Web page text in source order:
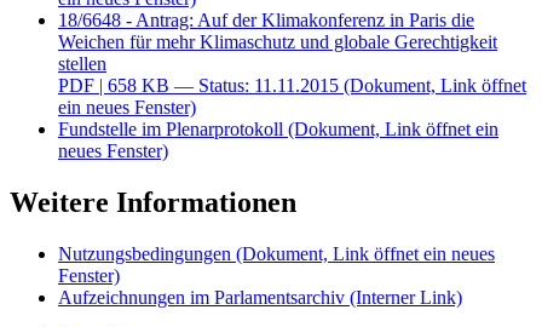
18/6648 - Antrag: Auf der Klimakonferenz in Paris die
Weichen für mehr Klimaschutz und globale Gerechtigkeit
stellen
PDF | 658 KB — Status: 11.11.2015 (Dokument, Link öffnet
ein neues Fenster)
Fundstelle im Plenarprotokoll (Dokument, Link öffnet ein
neues Fenster)
Weitere Informationen
Nutzungsbedingungen (Dokument, Link öffnet ein neues
Fenster)
Aufzeichnungen im Parlamentsarchiv (Interner Link)